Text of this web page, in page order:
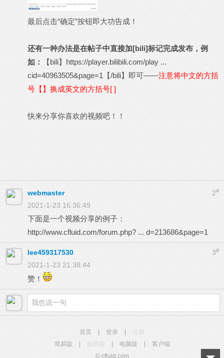
最后点击“确定”按钮即大功告成！
还有一种办法是在帖子中直接加[bili]标记完成发布，例
如：
【bili】 https://player.bilibili.com/play ...
cid=40963505&page=1
【/bili】即可——注意将中文的方括
号【】换成英文的方括号[ ]
快来分享你喜欢的视频吧！！
2#
webmaster
2021-1-23 16:36:49
下面是一个视频分享的例子：
http://www.cfluid.com/forum.php? ... d=213686&page=1
3#
lee459317530
2021-1-23 21:38:44
赞！
首页 登录
注册
简易版
触屏版 电脑版
客户端
© cfluid.com